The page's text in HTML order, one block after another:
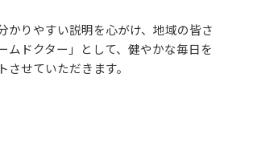
かりやすい説明を心がけ、地域の皆さ
ムドクター」として、健やかな毎日を
させていただきます。